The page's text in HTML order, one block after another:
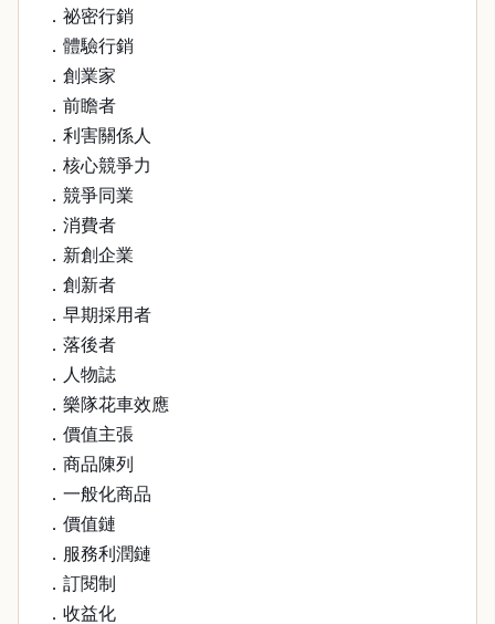
．祕密行銷
．體驗行銷
．創業家
．前瞻者
．利害關係人
．核心競爭力
．競爭同業
．消費者
．新創企業
．創新者
．早期採用者
．落後者
．人物誌
．樂隊花車效應
．價值主張
．商品陳列
．一般化商品
．價值鏈
．服務利潤鏈
．訂閱制
．收益化